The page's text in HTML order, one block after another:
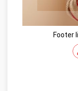
Footer